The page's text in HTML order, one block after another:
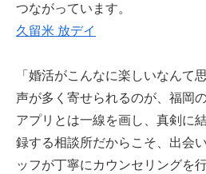
つながっています。
久留米 放デイ
「婚活がこんなに楽しいなんて
声が多く寄せられるのが、福岡
アプリとは一線を画し、真剣に
録する相談所だからこそ、出会
ッフが丁寧にカウンセリングを